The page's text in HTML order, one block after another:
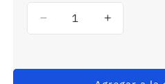
Reducir
cantidad
E2E-
Aumentar
cantidad
E2E-